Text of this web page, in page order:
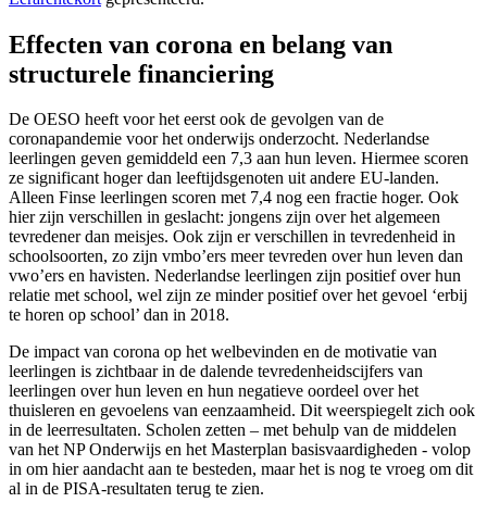
Effecten van corona en belang van
structurele financiering
De OESO heeft voor het eerst ook de gevolgen van de
coronapandemie voor het onderwijs onderzocht. Nederlandse
leerlingen geven gemiddeld een 7,3 aan hun leven. Hiermee scoren
ze significant hoger dan leeftijdsgenoten uit andere EU-landen.
Alleen Finse leerlingen scoren met 7,4 nog een fractie hoger. Ook
hier zijn verschillen in geslacht: jongens zijn over het algemeen
tevredener dan meisjes. Ook zijn er verschillen in tevredenheid in
schoolsoorten, zo zijn vmbo’ers meer tevreden over hun leven dan
vwo’ers en havisten. Nederlandse leerlingen zijn positief over hun
relatie met school, wel zijn ze minder positief over het gevoel ‘erbij
te horen op school’ dan in 2018.
De impact van corona op het welbevinden en de motivatie van
leerlingen is zichtbaar in de dalende tevredenheidscijfers van
leerlingen over hun leven en hun negatieve oordeel over het
thuisleren en gevoelens van eenzaamheid. Dit weerspiegelt zich ook
in de leerresultaten. Scholen zetten – met behulp van de middelen
van het NP Onderwijs en het Masterplan basisvaardigheden - volop
in om hier aandacht aan te besteden, maar het is nog te vroeg om dit
al in de PISA-resultaten terug te zien.